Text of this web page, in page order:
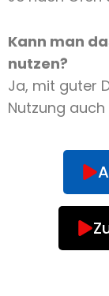
Kann man
nutzen?
Ja, mit guter
Nutzung